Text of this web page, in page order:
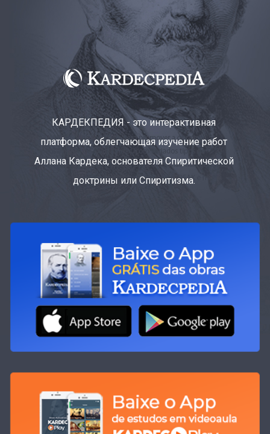
КАРДЕКПЕДИЯ - это интерактивная
платформа, облегчающая изучение работ
Аллана Кардека, основателя Спиритической
доктрины или Спиритизма.